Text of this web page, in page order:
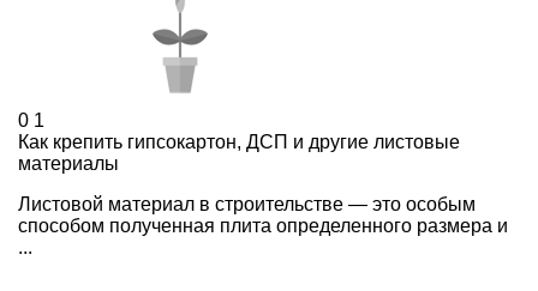
0 1
Как крепить гипсокартон, ДСП и другие листовые
материалы
Листовой материал в строительстве — это особым
способом полученная плита определенного размера и
...